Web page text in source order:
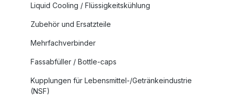
Liquid Cooling / Flüssigkeitskühlung
Zubehör und Ersatzteile
Mehrfachverbinder
Fassabfüller / Bottle-caps
Kupplungen für Lebensmittel-/Getränkeindustrie
(NSF)